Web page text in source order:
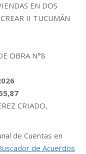
EN DOS
II TUCUMÁN
OBRA N°8
CRIADO,
de Cuentas en
de Acuerdos